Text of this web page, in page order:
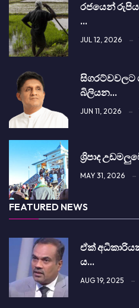
රජයෙන්
…
JUL 12, 2026
සිග­රට්වවලට
බිලි­යන…
JUN 11, 2026
ශ්‍රිපාද
MAY 31, 2026
FEATURED NEWS
ඒක්
ය…
AUG 19, 2025